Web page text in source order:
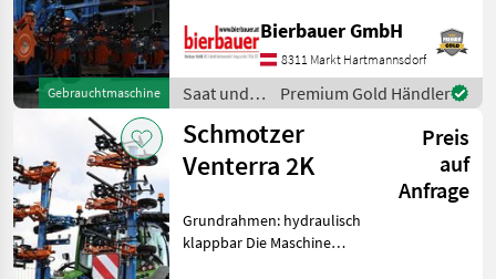
Saat
Und
Pflege
Hackgeraete
Schmotzer
KATEGORIE
WÄHLEN
Schmotzer
Gebrauchtmaschine
Pflanzenschutzbleche,
Pflanzenschutzscheiben Die
Maschine befindet sich in
neuem u
Bierbauer GmbH
8311 Markt Hartmannsdorf
Saat und
Pflege /
Schmotzer
Premium Gold Händler
Schmotzer
Venterra 2K
Preis
auf
Anfrage
Grundrahmen: hydraulisch
klappbar Die Maschine